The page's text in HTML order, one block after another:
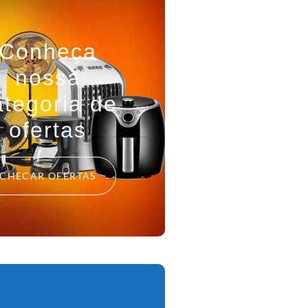
nossa
de
ofertas
CHECAR OFERTAS